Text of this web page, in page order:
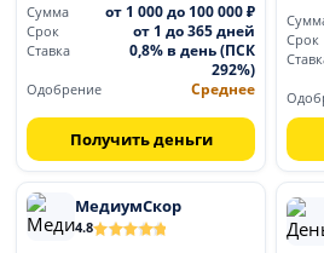
Сумма от 1 000 до 100 000 ₽
Срок от 1 до 365 дней
Ставка
0,8% в день (ПСК
292%)
Одобрение Среднее
Получить деньги
Срок
МедиумСкор
4.8